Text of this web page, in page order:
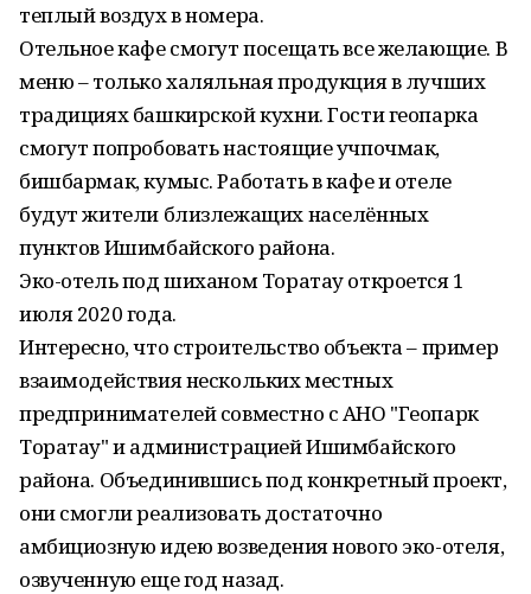
теплый воздух в номера.
Отельное кафе смогут посещать все желающие. В
меню – только халяльная продукция в лучших
традициях башкирской кухни. Гости геопарка
смогут попробовать настоящие учпочмак,
бишбармак, кумыс. Работать в кафе и отеле
будут жители близлежащих населённых
пунктов Ишимбайского района.
Эко-отель под шиханом Торатау откроется 1
июля 2020 года.
Интересно, что строительство объекта – пример
взаимодействия нескольких местных
предпринимателей совместно с АНО "Геопарк
Торатау" и администрацией Ишимбайского
района. Объединившись под конкретный проект,
они смогли реализовать достаточно
амбициозную идею возведения нового эко-отеля,
озвученную еще год назад.